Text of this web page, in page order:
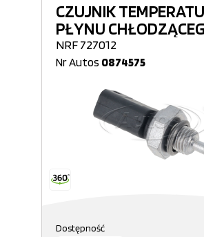
CZUJNIK
PŁYNU
NRF 727012
Nr Autos 0874575
Dostępność